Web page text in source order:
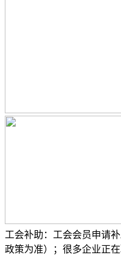
工会补助：工会会员申请
政策为准）；很多企业正